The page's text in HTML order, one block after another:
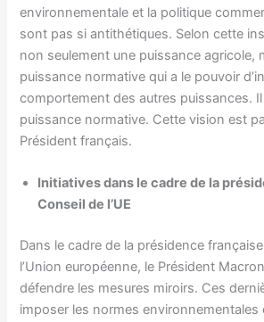
environnementale et la politique
sont pas si antithétiques. Selon cette
non seulement une puissance agricole,
puissance normative qui a le pouvoir
comportement des autres puissances. Il
puissance normative. Cette vision est
Président français.
Initiatives dans le cadre de la
Conseil de l’UE
Dans le cadre de la présidence
l’Union européenne, le Président
défendre les mesures miroirs. Ces
imposer les normes environnementales